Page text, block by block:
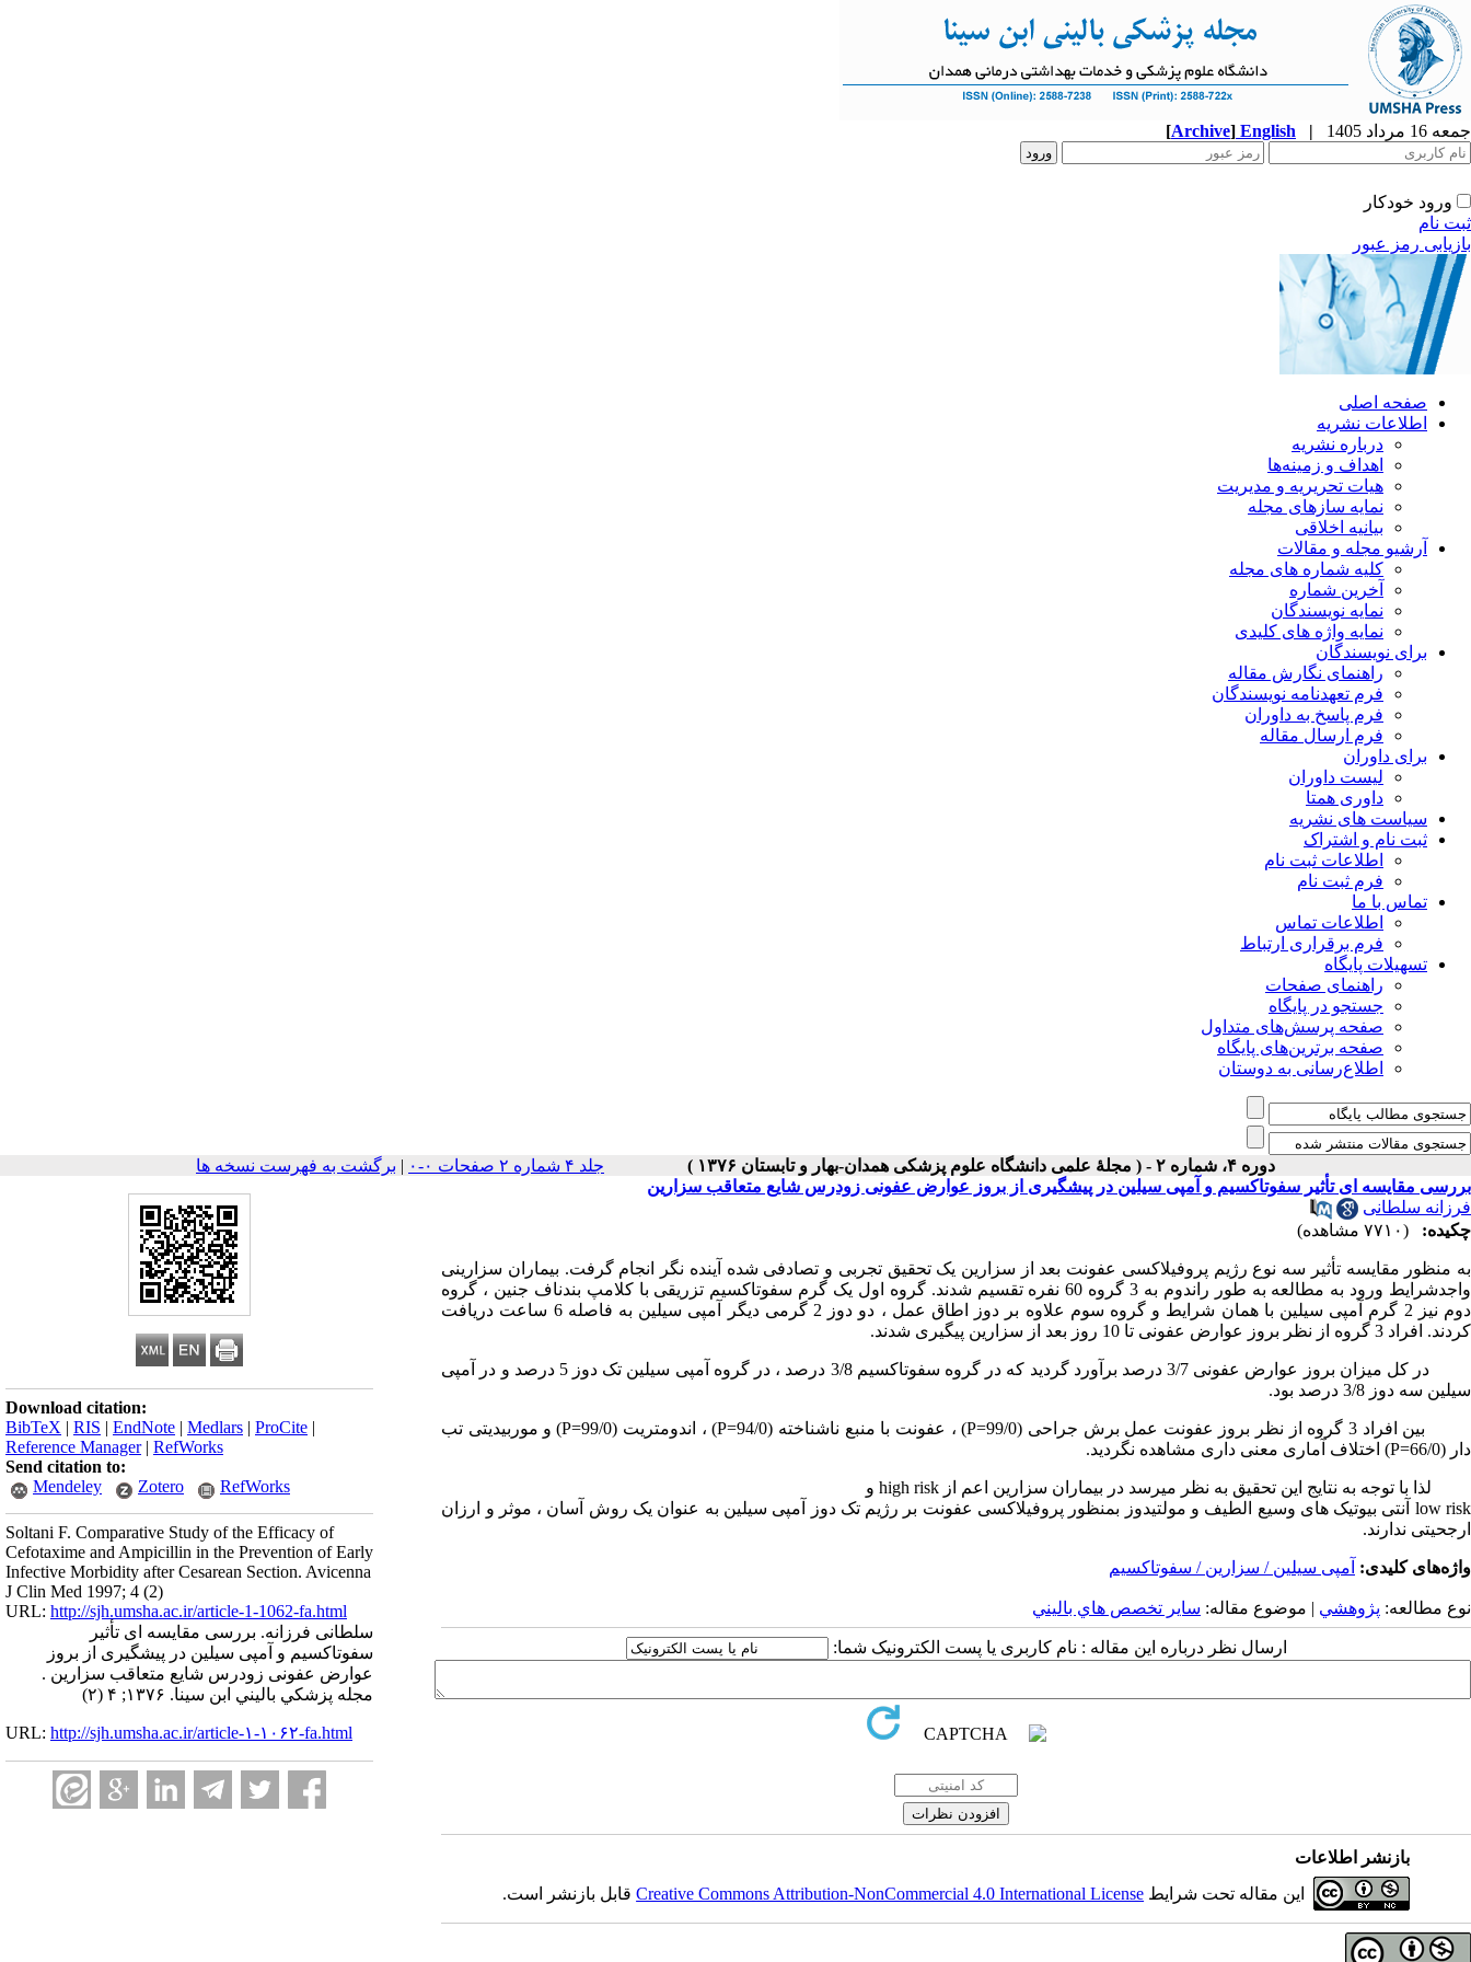
جمعه 16 مرداد 1405 |
English
[Archive]
ورود خودکار
ثبت نام
بازیابی رمز عبور
صفحه اصلی
اطلاعات نشریه
درباره نشریه
اهداف و زمینه‌ها
هیات تحریریه و مدیریت
نمایه سازهای مجله
بیانیه اخلاقی
آرشیو مجله و مقالات
کلیه شماره های مجله
آخرین شماره
نمایه نویسندگان
نمایه واژه های کلیدی
برای نویسندگان
راهنمای نگارش مقاله
فرم تعهدنامه نویسندگان
فرم پاسخ به داوران
فرم ارسال مقاله
برای داوران
لیست داوران
داوری همتا
سیاست های نشریه
ثبت نام و اشتراک
اطلاعات ثبت نام
فرم ثبت نام
تماس با ما
اطلاعات تماس
فرم برقراری ارتباط
تسهیلات پایگاه
راهنمای صفحات
جستجو در پایگاه
صفحه پرسش‌های متداول
صفحه برترین‌های پایگاه
اطلاع‌رسانی به دوستان
دوره ۴، شماره ۲ - ( مجلۀ علمی دانشگاه علوم پزشکی همدان-بهار و تابستان ۱۳۷۶ ) جلد ۴ شماره ۲ صفحات ۰-۰ | برگشت به فهرست نسخه ها
Download citation:
BibTeX | RIS | EndNote | Medlars | ProCite |
Reference Manager| RefWorks
Send citation to:
Mendeley
Zotero RefWorks
Soltani F. Comparative Study of the Efficacy of
Cefotaxime and Ampicillin in the Prevention of Early
Infective Morbidity after Cesarean Section. Avicenna
J Clin Med 1997; 4 (2)
URL: http://sjh.umsha.ac.ir/article-1-1062-fa.html
سلطانی فرزانه. بررسی مقایسه ای تأثیر
سفوتاکسیم و آمپی سیلین در پیشگیری از بروز
عوارض عفونی زودرس شایع متعاقب سزارین .
مجله پزشكي باليني ابن سينا. ۱۳۷۶; ۴ (۲)
URL: http://sjh.umsha.ac.ir/article-۱-۱۰۶۲-fa.html
بررسی مقایسه ای تأثیر سفوتاکسیم و آمپی سیلین در پیشگیری از بروز عوارض عفونی زودرس شایع متعاقب سزارین
فرزانه سلطانی
چکیده:
(۷۷۱۰ مشاهده)
به منظور مقایسه تأثیر سه نوع رژیم پروفیلاکسی عفونت بعد از سزارین یک تحقیق تجربی و تصادفی شده آینده نگر انجام گرفت. بیماران سزارینی
واجدشرایط ورود به مطالعه به طور راندوم به 3 گروه 60 نفره تقسیم شدند. گروه اول یک گرم سفوتاکسیم تزریقی با کلامپ بندناف جنین ، گروه
دوم نیز 2 گرم آمپی سیلین با همان شرایط و گروه سوم علاوه بر دوز اطاق عمل ، دو دوز 2 گرمی دیگر آمپی سیلین به فاصله 6 ساعت دریافت
کردند. افراد 3 گروه از نظر بروز عوارض عفونی تا 10 روز بعد از سزارین پیگیری شدند.
در کل میزان بروز عوارض عفونی 3/7 درصد برآورد گردید که در گروه سفوتاکسیم 3/8 درصد ، در گروه آمپی سیلین تک دوز 5 درصد و در آمپی
سیلین سه دوز 3/8 درصد بود.
بین افراد 3 گروه از نظر بروز عفونت عمل برش جراحی (99/0= P) ، عفونت با منبع ناشناخته (94/0= P) ، اندومتریت (99/0= P) و موربیدیتی تب
دار (66/0=
P) اختلاف آماری معنی داری مشاهده نگردید.
لذا با توجه به نتایج این تحقیق به نظر میرسد در بیماران سزارین اعم از high risk و
low risk آنتی بیوتیک های وسیع الطیف و مولتیدوز بمنظور پروفیلاکسی عفونت بر رژیم تک دوز آمپی سیلین به عنوان یک روش آسان ، موثر و ارزان
ارجحیتی ندارند.
واژه‌های کلیدی: آمپی سیلین / سزارین / سفوتاکسیم
نوع مطالعه: پژوهشي | موضوع مقاله: سایر تخصص هاي باليني
ارسال نظر درباره این مقاله : نام کاربری یا پست الکترونیک شما:
بازنشر اطلاعات
این مقاله تحت شرایط Creative Commons Attribution-NonCommercial 4.0 International Licenseقابل بازنشر است.